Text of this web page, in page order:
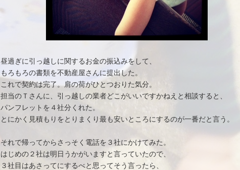
昼過ぎに引っ越しに関するお金の振込みをして、
もろもろの書類を不動産屋さんに提出した。
これで契約は完了。肩の荷がひとつおりた気分。
担当のＴさんに、引っ越しの業者どこがいいですかねえと相談すると、
パンフレットを４社分くれた。
とにかく見積もりをとりまくり最も安いところにするのが一番だと言う。
それで帰ってからさっそく電話を３社にかけてみた。
はじめの２社は明日うかがいますと言っていたので、
３社目はあさってにするべと思ってそう言ったら、